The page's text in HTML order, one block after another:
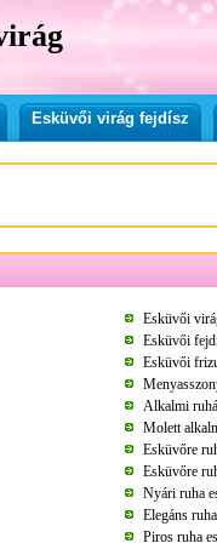
Esküvői virág fejdísz
Esküvői
Esküvői
Esküvői
Alkalmi
Molett
Esküvőre
Esküvőre
Nyári ruha
Elegáns
Piros ruha